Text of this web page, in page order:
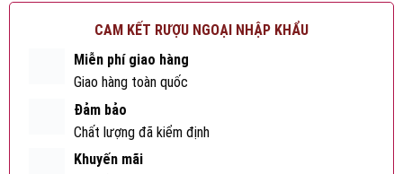
CAM KẾT RƯỢU NGOẠI NHẬP KHẨU
Miễn phí giao hàng
Giao hàng toàn quốc
Đảm bảo
Chất lượng đã kiểm định
Khuyến mãi